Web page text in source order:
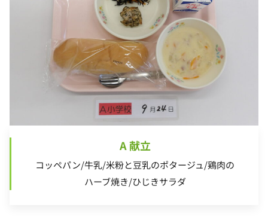
A 献立
コッペパン/牛乳/米粉と豆乳のポタージュ/鶏肉の
ハーブ焼き/ひじきサラダ